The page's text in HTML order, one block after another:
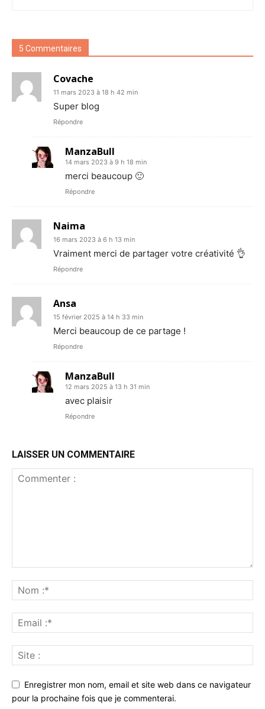
5 Commentaires
Covache
11 mars 2023 à 18 h 42 min
Super blog
Répondre
ManzaBull
14 mars 2023 à 9 h 18 min
merci beaucoup 🙂
Répondre
Naima
16 mars 2023 à 6 h 13 min
Vraiment merci de partager votre créativité 👌
Répondre
Ansa
15 février 2025 à 14 h 33 min
Merci beaucoup de ce partage !
Répondre
ManzaBull
12 mars 2025 à 13 h 31 min
avec plaisir
Répondre
LAISSER UN COMMENTAIRE
Enregistrer mon nom, email et site web dans ce navigateur
pour la prochaine fois que je commenterai.